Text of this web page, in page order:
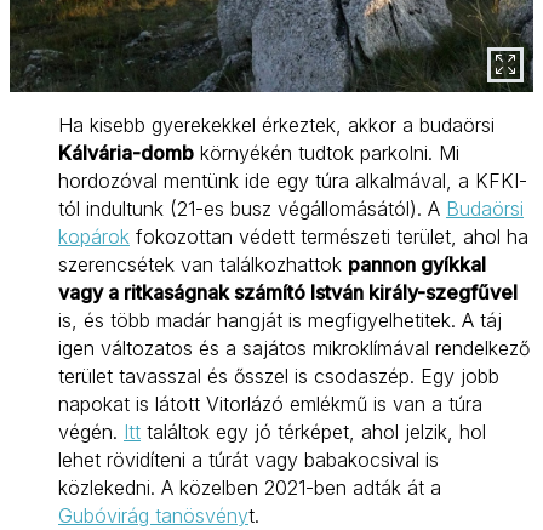
Ha kisebb gyerekekkel érkeztek, akkor a budaörsi
Kálvária-domb környékén tudtok parkolni. Mi
hordozóval mentünk ide egy túra alkalmával, a KFKI-
tól indultunk (21-es busz végállomásától). A Budaörsi
kopárok fokozottan védett természeti terület, ahol ha
szerencsétek van találkozhattok pannon gyíkkal
vagy a ritkaságnak számító István király-szegfűvel
is, és több madár hangját is megfigyelhetitek. A táj
igen változatos és a sajátos mikroklímával rendelkező
terület tavasszal és ősszel is csodaszép. Egy jobb
napokat is látott Vitorlázó emlékmű is van a túra
végén. Itt találtok egy jó térképet, ahol jelzik, hol
lehet rövidíteni a túrát vagy babakocsival is
közlekedni. A közelben 2021-ben adták át a
Gubóvirág tanösvényt.